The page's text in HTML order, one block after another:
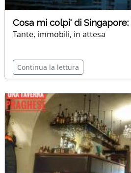
Cosa mi colpi' di
Tante, immobili, in attesa
Continua la lettura